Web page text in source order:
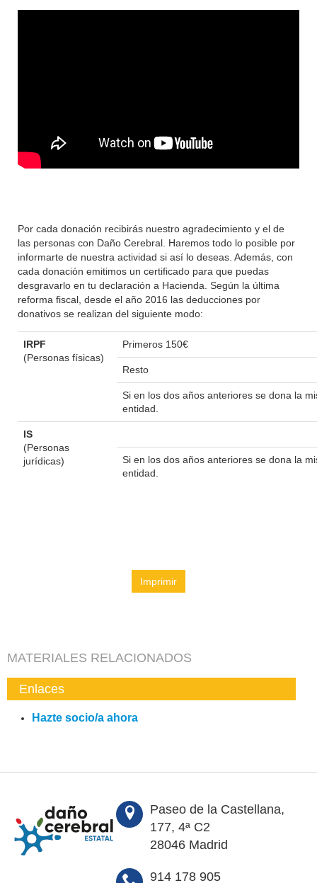
Por cada donación recibirás nuestro agradecimiento y el de
las personas con Daño Cerebral. Haremos todo lo posible por
informarte de nuestra actividad si así lo deseas. Además, con
cada donación emitimos un certificado para que puedas
desgravarlo en tu declaración a Hacienda. Según la última
reforma fiscal, desde el año 2016 las deducciones por
donativos se realizan del siguiente modo:
IRPF
(Personas físicas)
Primeros 150€
Resto
Si en los dos años anteriores se dona la
entidad.
IS
(Personas
jurídicas)
Si en los dos años anteriores se dona la
entidad.
Imprimir
MATERIALES RELACIONADOS
Enlaces
Hazte socio/a ahora
Paseo de la Castellana,
177, 4ª C2
28046 Madrid
914 178 905